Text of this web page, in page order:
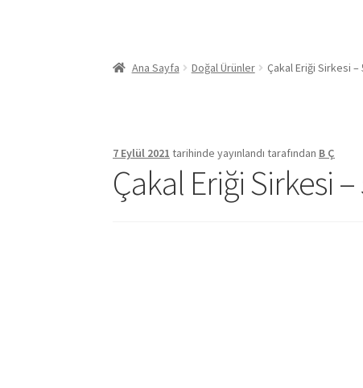
Ana Sayfa Doğal Ürünler Çakal Eriği Sirkesi –
7 Eylül 2021 tarihinde yayınlandı tarafından B Ç
Çakal Eriği Sirkesi